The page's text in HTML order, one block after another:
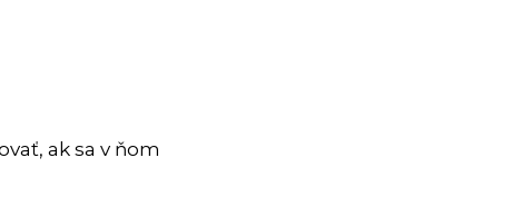
ak sa v ňom